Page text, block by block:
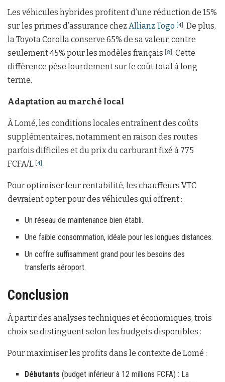
Les véhicules hybrides profitent d’une réduction de 15%
sur les primes d’assurance chez Allianz Togo [4] . De plus,
la Toyota Corolla conserve 65% de sa valeur, contre
seulement 45% pour les modèles français
[8] . Cette
différence pèse lourdement sur le coût total à long
terme.
Adaptation au marché local
À Lomé, les conditions locales entraînent des coûts
supplémentaires, notamment en raison des routes
parfois difficiles et du prix du carburant fixé à 775
FCFA/L [4] .
Pour optimiser leur rentabilité, les chauffeurs VTC
devraient opter pour des véhicules qui offrent :
Un réseau de maintenance bien établi.
Une faible consommation, idéale pour les longues distances.
Un coffre suffisamment grand pour les besoins des
transferts aéroport.
Conclusion
À partir des analyses techniques et économiques, trois
choix se distinguent selon les budgets disponibles :
Pour maximiser les profits dans le contexte de Lomé :
Débutants (budget inférieur à 12 millions FCFA) : La